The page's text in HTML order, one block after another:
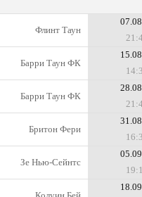
Флинт Таун
Барри Таун ФК
Барри Таун ФК
Бритон Фери
Зе Нью-Сейнтс